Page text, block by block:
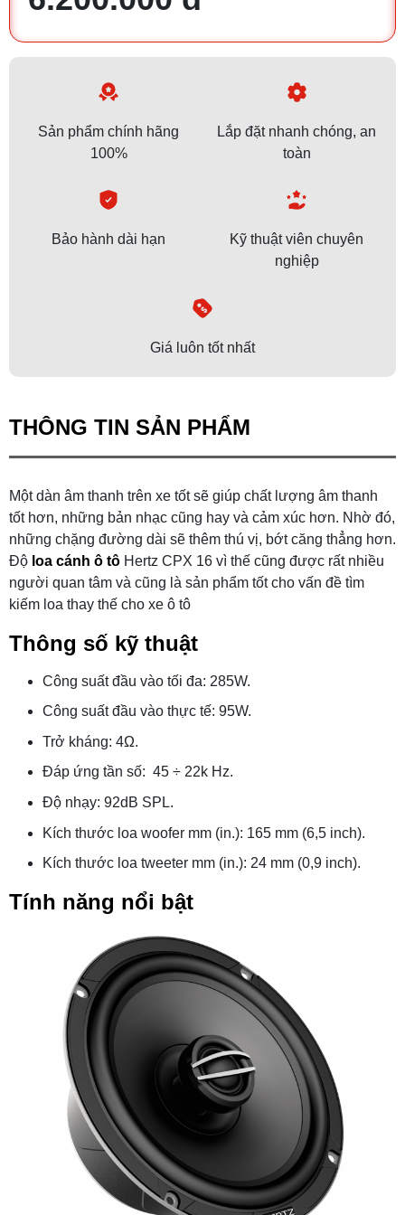
Sản phẩm chính hãng
100%
Lắp đặt nhanh chóng, an
toàn
Bảo hành dài hạn
Kỹ thuật viên chuyên
nghiệp
Giá luôn tốt nhất
THÔNG TIN SẢN PHẨM
Một dàn âm thanh trên xe tốt sẽ giúp chất lượng âm thanh
tốt hơn, những bản nhạc cũng hay và cảm xúc hơn. Nhờ đó,
những chặng đường dài sẽ thêm thú vị, bớt căng thẳng hơn.
Độ loa cánh ô tô Hertz CPX 16 vì thế cũng được rất nhiều
người quan tâm và cũng là sản phẩm tốt cho vấn đề tìm
kiếm loa thay thế cho xe ô tô
Thông số kỹ thuật
Công suất đầu vào tối đa: 285W.
Công suất đầu vào thực tế: 95W.
Trở kháng: 4Ω.
Đáp ứng tần số: 45 ÷ 22k Hz.
Độ nhạy: 92dB SPL.
Kích thước loa woofer mm (in.): 165 mm (6,5 inch).
Kích thước loa tweeter mm (in.): 24 mm (0,9 inch).
Tính năng nổi bật